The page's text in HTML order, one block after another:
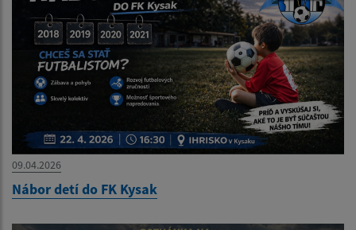
09.04.2026
Nábor detí do FK Kysak